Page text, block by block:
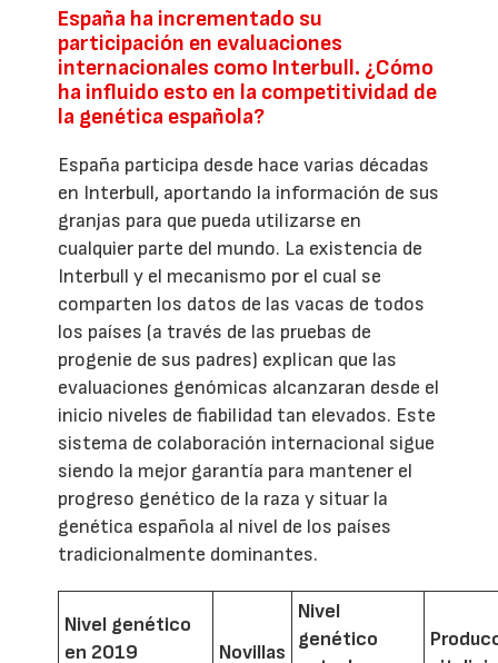
España ha incrementado su
participación en evaluaciones
internacionales como Interbull. ¿Cómo
ha influido esto en la competitividad de
la genética española?
España participa desde hace varias décadas
en Interbull, aportando la información de sus
granjas para que pueda utilizarse en
cualquier parte del mundo. La existencia de
Interbull y el mecanismo por el cual se
comparten los datos de las vacas de todos
los países (a través de las pruebas de
progenie de sus padres) explican que las
evaluaciones genómicas alcanzaran desde el
inicio niveles de fiabilidad tan elevados. Este
sistema de colaboración internacional sigue
siendo la mejor garantía para mantener el
progreso genético de la raza y situar la
genética española al nivel de los países
tradicionalmente dominantes.
Nivel genético
en 2019
Novillas
Nivel
genético